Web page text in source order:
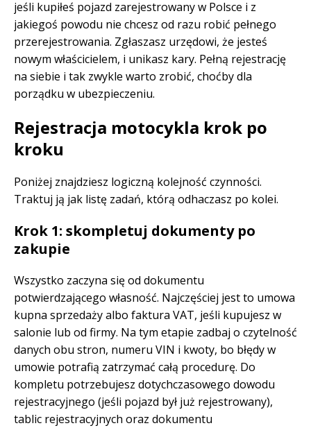
jeśli kupiłeś pojazd zarejestrowany w Polsce i z
jakiegoś powodu nie chcesz od razu robić pełnego
przerejestrowania. Zgłaszasz urzędowi, że jesteś
nowym właścicielem, i unikasz kary. Pełną rejestrację
na siebie i tak zwykle warto zrobić, choćby dla
porządku w ubezpieczeniu.
Rejestracja motocykla krok po
kroku
Poniżej znajdziesz logiczną kolejność czynności.
Traktuj ją jak listę zadań, którą odhaczasz po kolei.
Krok 1: skompletuj dokumenty po
zakupie
Wszystko zaczyna się od dokumentu
potwierdzającego własność. Najczęściej jest to umowa
kupna sprzedaży albo faktura VAT, jeśli kupujesz w
salonie lub od firmy. Na tym etapie zadbaj o czytelność
danych obu stron, numeru VIN i kwoty, bo błędy w
umowie potrafią zatrzymać całą procedurę. Do
kompletu potrzebujesz dotychczasowego dowodu
rejestracyjnego (jeśli pojazd był już rejestrowany),
tablic rejestracyjnych oraz dokumentu